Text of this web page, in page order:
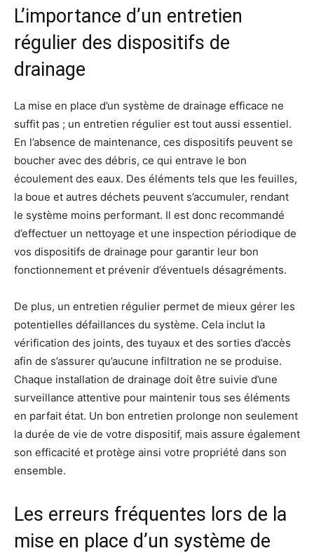
L’importance d’un entretien
régulier des dispositifs de
drainage
La mise en place d’un système de drainage efficace ne
suffit pas ; un entretien régulier est tout aussi essentiel.
En l’absence de maintenance, ces dispositifs peuvent se
boucher avec des débris, ce qui entrave le bon
écoulement des eaux. Des éléments tels que les feuilles,
la boue et autres déchets peuvent s’accumuler, rendant
le système moins performant. Il est donc recommandé
d’effectuer un nettoyage et une inspection périodique de
vos dispositifs de drainage pour garantir leur bon
fonctionnement et prévenir d’éventuels désagréments.
De plus, un entretien régulier permet de mieux gérer les
potentielles défaillances du système. Cela inclut la
vérification des joints, des tuyaux et des sorties d’accès
afin de s’assurer qu’aucune infiltration ne se produise.
Chaque installation de drainage doit être suivie d’une
surveillance attentive pour maintenir tous ses éléments
en parfait état. Un bon entretien prolonge non seulement
la durée de vie de votre dispositif, mais assure également
son efficacité et protège ainsi votre propriété dans son
ensemble.
Les erreurs fréquentes lors de la
mise en place d’un système de